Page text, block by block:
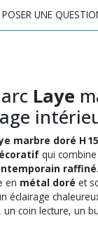
UNE
Laye
marbre doré H
qui
raffiné
en métal doré et
éclairage
coin lecture, un